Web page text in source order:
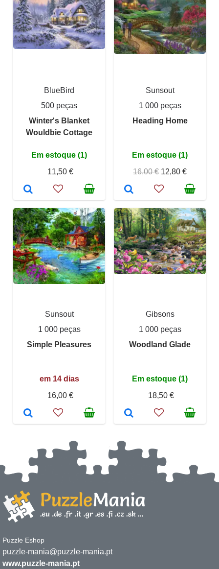
BlueBird
500 peças
Winter's Blanket
Wouldbie Cottage
Em estoque (1)
11,50 €
Sunsout
1 000 peças
Heading Home
Em estoque (1)
16,00 € 12,80 €
Sunsout
1 000 peças
Simple Pleasures
em 14 dias
16,00 €
Gibsons
1 000 peças
Woodland Glade
Em estoque (1)
18,50 €
Puzzle Eshop
puzzle-mania@puzzle-mania.pt
www.puzzle-mania.pt